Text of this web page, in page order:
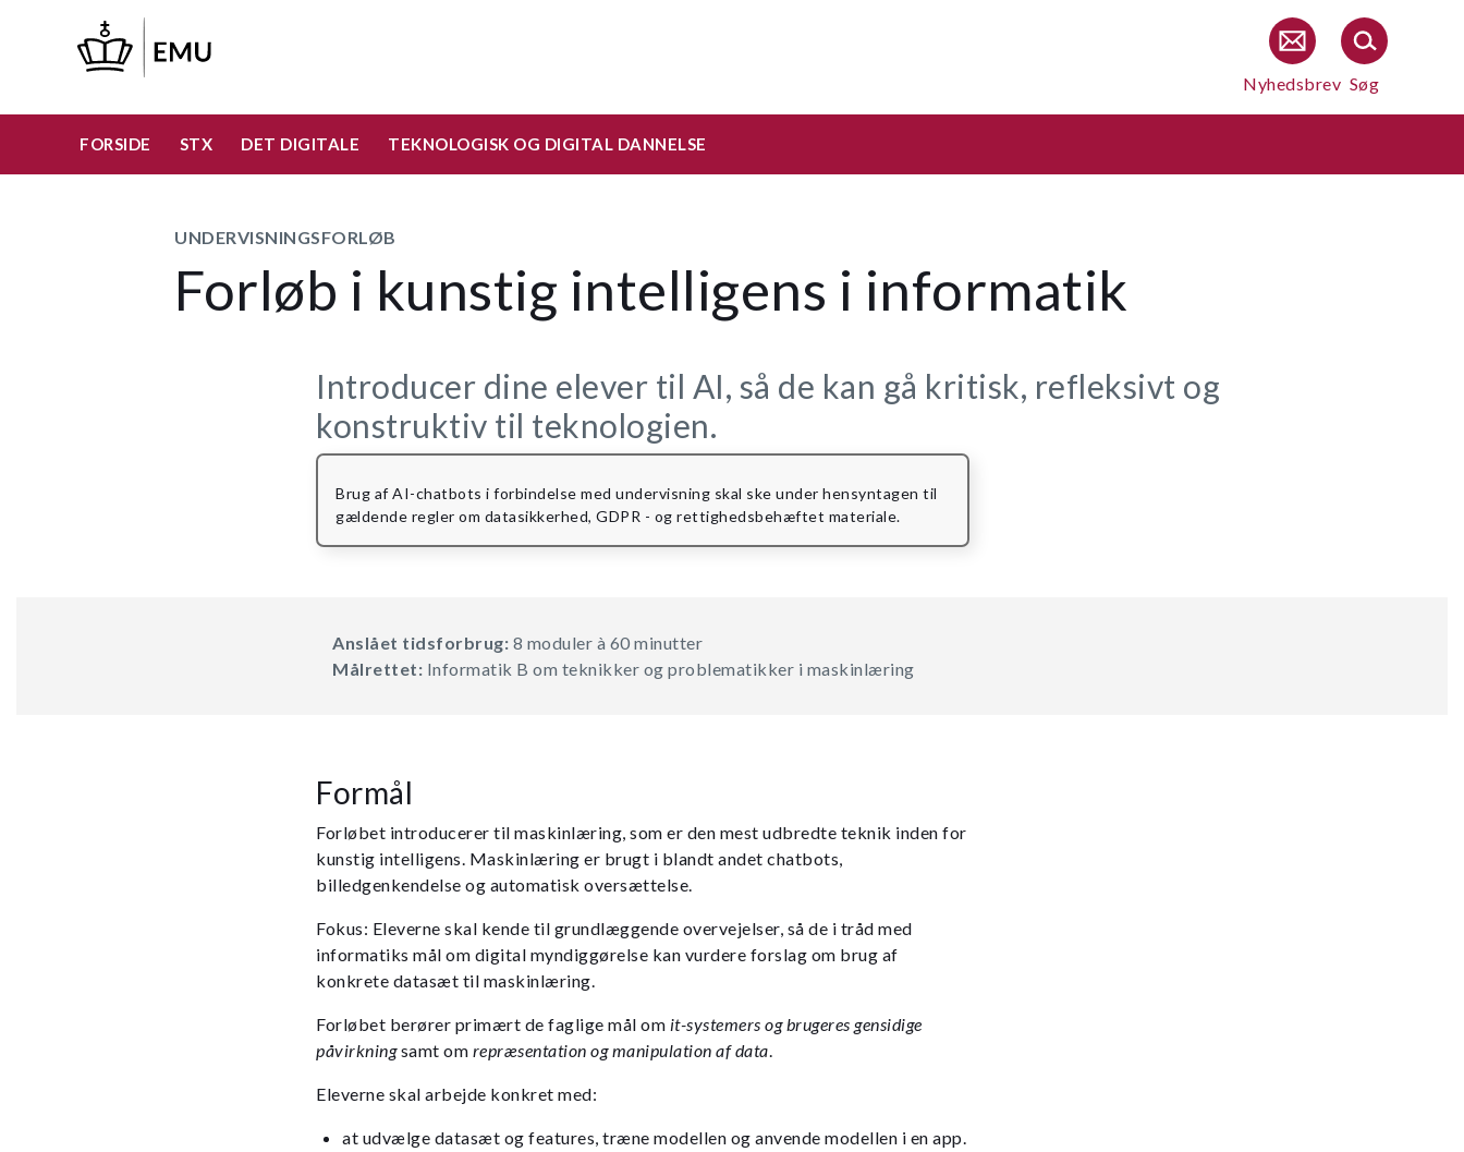
hovedindhold
Nyhedsbrev Søg
FORSIDE STX DET DIGITALE TEKNOLOGISK OG DIGITAL DANNELSE
UNDERVISNINGSFORLØB
Forløb i kunstig intelligens i informatik
Introducer dine elever til AI, så de kan gå kritisk, refleksivt og
konstruktiv til teknologien.
Brug af AI-chatbots i forbindelse med undervisning skal ske under hensyntagen til
gældende regler om datasikkerhed, GDPR - og rettighedsbehæftet materiale.
Anslået tidsforbrug: 8 moduler à 60 minutter
Målrettet: Informatik B om teknikker og problematikker i maskinlæring
Formål
Forløbet introducerer til maskinlæring, som er den mest udbredte teknik inden for
kunstig intelligens. Maskinlæring er brugt i blandt andet chatbots,
billedgenkendelse og automatisk oversættelse.
Fokus: Eleverne skal kende til grundlæggende overvejelser, så de i tråd med
informatiks mål om digital myndiggørelse kan vurdere forslag om brug af
konkrete datasæt til maskinlæring.
Forløbet berører primært de faglige mål om it-systemers og brugeres gensidige
påvirkningsamt om repræsentation og manipulation af data.
Eleverne skal arbejde konkret med:
at udvælge datasæt og features, træne modellen og anvende modellen i en app.